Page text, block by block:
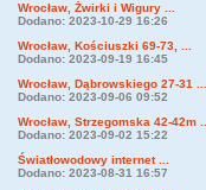
Wrocław, Żwirki i Wigury ...
Dodano: 2023-10-29 16:26
Wrocław, Kościuszki 69-73, ...
Dodano: 2023-09-19 16:45
Wrocław, Dąbrowskiego 27-31 ...
Dodano: 2023-09-06 09:52
Wrocław, Strzegomska 42-42m ...
Dodano: 2023-09-02 15:22
Światłowodowy internet ...
Dodano: 2023-08-31 16:57